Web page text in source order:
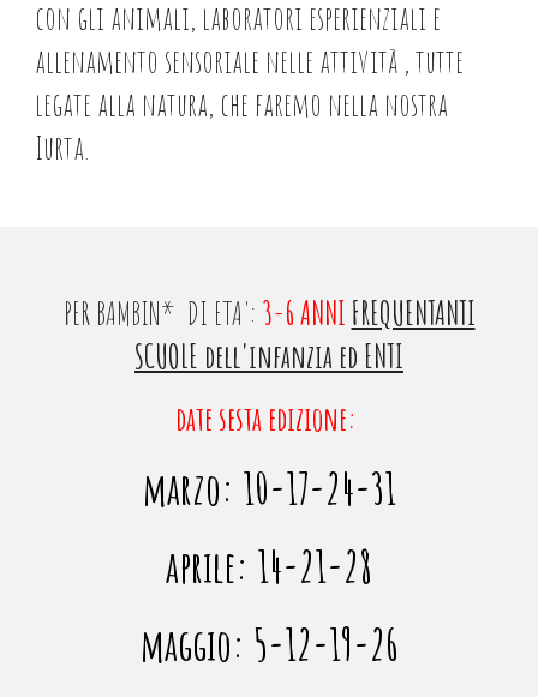
con gli animali, laboratori esperienziali e
allenamento sensoriale nelle attività , tutte
legate alla natura, che faremo nella nostra
Iurta.
PER BAMBIN* DI ETA': 3-6 ANNI FREQUENTANTI
SCUOLE dell'infanzia ed ENTI
date sesta edizione:
marzo: 10-17-24-31
aprile: 14-21-28
maggio: 5-12-19-26